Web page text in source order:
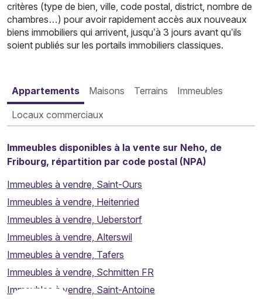
critères (type de bien, ville, code postal, district, nombre de
chambres…) pour avoir rapidement accès aux nouveaux
biens immobiliers qui arrivent, jusqu’à 3 jours avant qu’ils
soient publiés sur les portails immobiliers classiques.
Appartements Maisons Terrains Immeubles
Locaux commerciaux
Immeubles disponibles à la vente sur Neho, de
Fribourg, répartition par code postal (NPA)
Immeubles à vendre, Saint-Ours
Immeubles à vendre, Heitenried
Immeubles à vendre, Ueberstorf
Immeubles à vendre, Alterswil
Immeubles à vendre, Tafers
Immeubles à vendre, Schmitten FR
Immeubles à vendre, Saint-Antoine